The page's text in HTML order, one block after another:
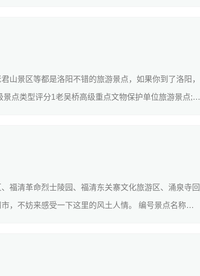
山景区等都是洛阳不错的旅游景点，如果你到了洛阳，
点类型评分1老吴桥高级重点文物保护单位旅游景点;风
福清革命烈士陵园、福清东关寨文化旅游区、涌泉寺回
，不妨来感受一下这里的风土人情。 编号景点名称等